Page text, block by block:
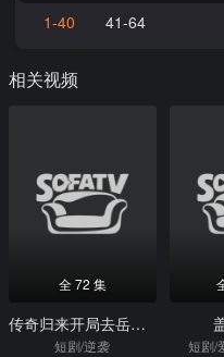
1-40 41-64
相关视频
全 72 集
传奇归来开局去岳母家提亲
短剧/逆袭 短剧/